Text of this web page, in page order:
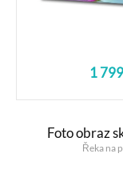
1
Foto obraz
Řeka na